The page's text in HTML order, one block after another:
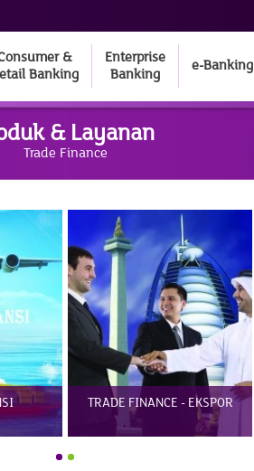
&
Banking
Enterprise
Banking
e-Banking
& Layanan
Trade Finance
TRADE FINANCE - EKSPOR